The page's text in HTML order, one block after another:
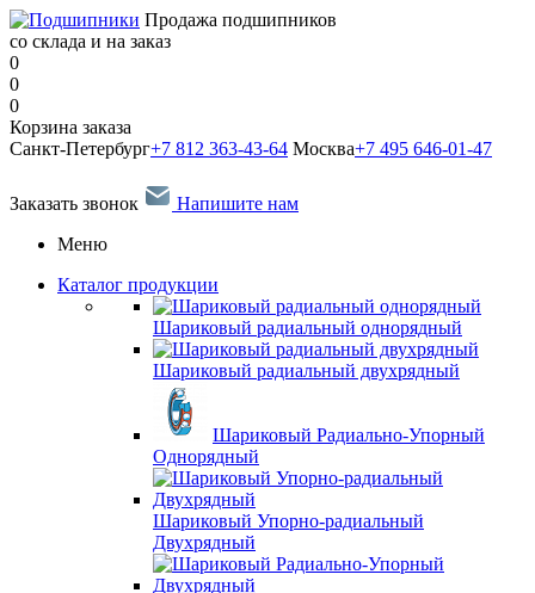
Продажа подшипников
со склада и на заказ
0
0
0
Корзина заказа
Санкт-Петербург+7 812 363-43-64 Москва+7 495 646-01-47
Заказать звонок
Напишите нам
Меню
Каталог продукции
Шариковый радиальный однорядный
Шариковый радиальный двухрядный
Шариковый Радиально-Упорный
Однорядный
Шариковый Упорно-радиальный
Двухрядный